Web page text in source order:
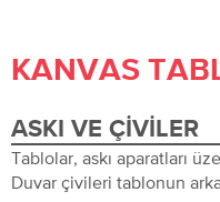
KANVAS
ASKI VE ÇIVILER
Tablolar, askı aparatları
Duvar çivileri tablonun